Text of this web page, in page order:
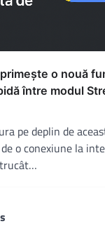
o nouă
între modul
pe deplin de
o conexiune la